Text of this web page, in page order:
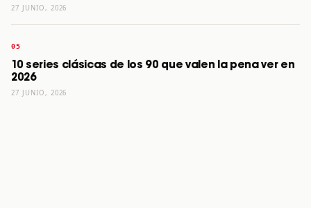
27 JUNIO, 2026
10 series clásicas de los 90 que valen la pena ver en
2026
27 JUNIO, 2026